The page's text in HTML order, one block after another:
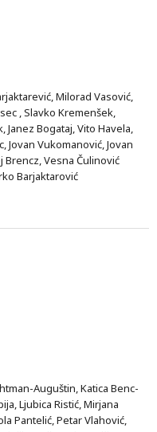
Milorad Vasović,
, Slavko Kremenšek,
Janez Bogataj, Vito Havela,
Jovan Vukomanović, Jovan
Brencz, Vesna Čulinović
Barjaktarović
Auguštin, Katica Benc-
Ljubica Ristić, Mirjana
Pantelić, Petar Vlahović,